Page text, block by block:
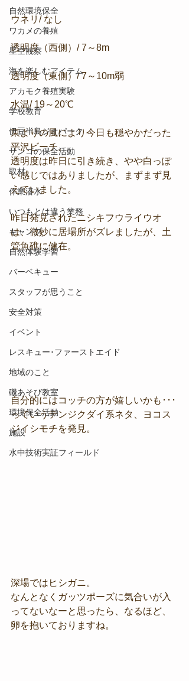
自然環境保全
ワカメの養殖
星空観察
海を楽しむアイテム
アカモク養殖実験
学校教育
伊豆半島ジオパーク
サンゴの保全活動
取材
作業潜水
いつもとは違う業務
キャンプ
自然体験学習
バーベキュー
スタッフが思うこと
安全対策
イベント
レスキュー･ファーストエイド
地域のこと
磯あそび教室
環境保全活動
施設
水中技術実証フィールド
ウネリ/ なし
透明度（西側）/ 7～8m
透明度（東側）/ 7～10m弱
水温/ 19～20℃
東よりの風により今日も穏やかだった
平沢ビーチ。
透明度は昨日に引き続き、やや白っぽ
い感じではありましたが、まずまず見
えていました。
昨日発見されたニシキフウライウオ
は、微妙に居場所がズレましたが、土
管魚礁に健在。
自分的にはコッチの方が嬉しいかも･･･
っていうテンジクダイ系ネタ、ヨコス
ジイシモチを発見。
深場ではヒシガニ。
なんとなくガッツポーズに気合いが入
ってないなーと思ったら、なるほど、
卵を抱いておりますね。